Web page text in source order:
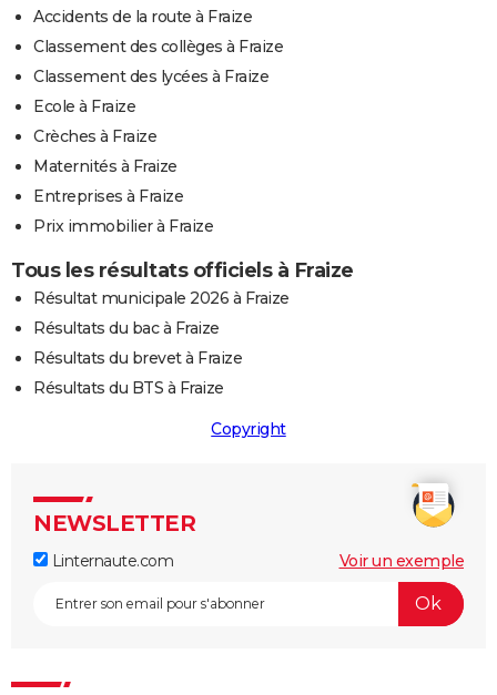
Accidents de la route à Fraize
Classement des collèges à Fraize
Classement des lycées à Fraize
Ecole à Fraize
Crèches à Fraize
Maternités à Fraize
Entreprises à Fraize
Prix immobilier à Fraize
Tous les résultats officiels à Fraize
Résultat municipale 2026 à Fraize
Résultats du bac à Fraize
Résultats du brevet à Fraize
Résultats du BTS à Fraize
Copyright
NEWSLETTER
Linternaute.com Voir un exemple